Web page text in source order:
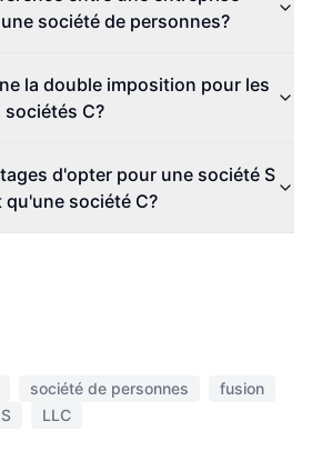
société de personnes?
la double imposition pour les
sociétés C?
d'opter pour une société S
société C?
société de personnes
fusion
LLC